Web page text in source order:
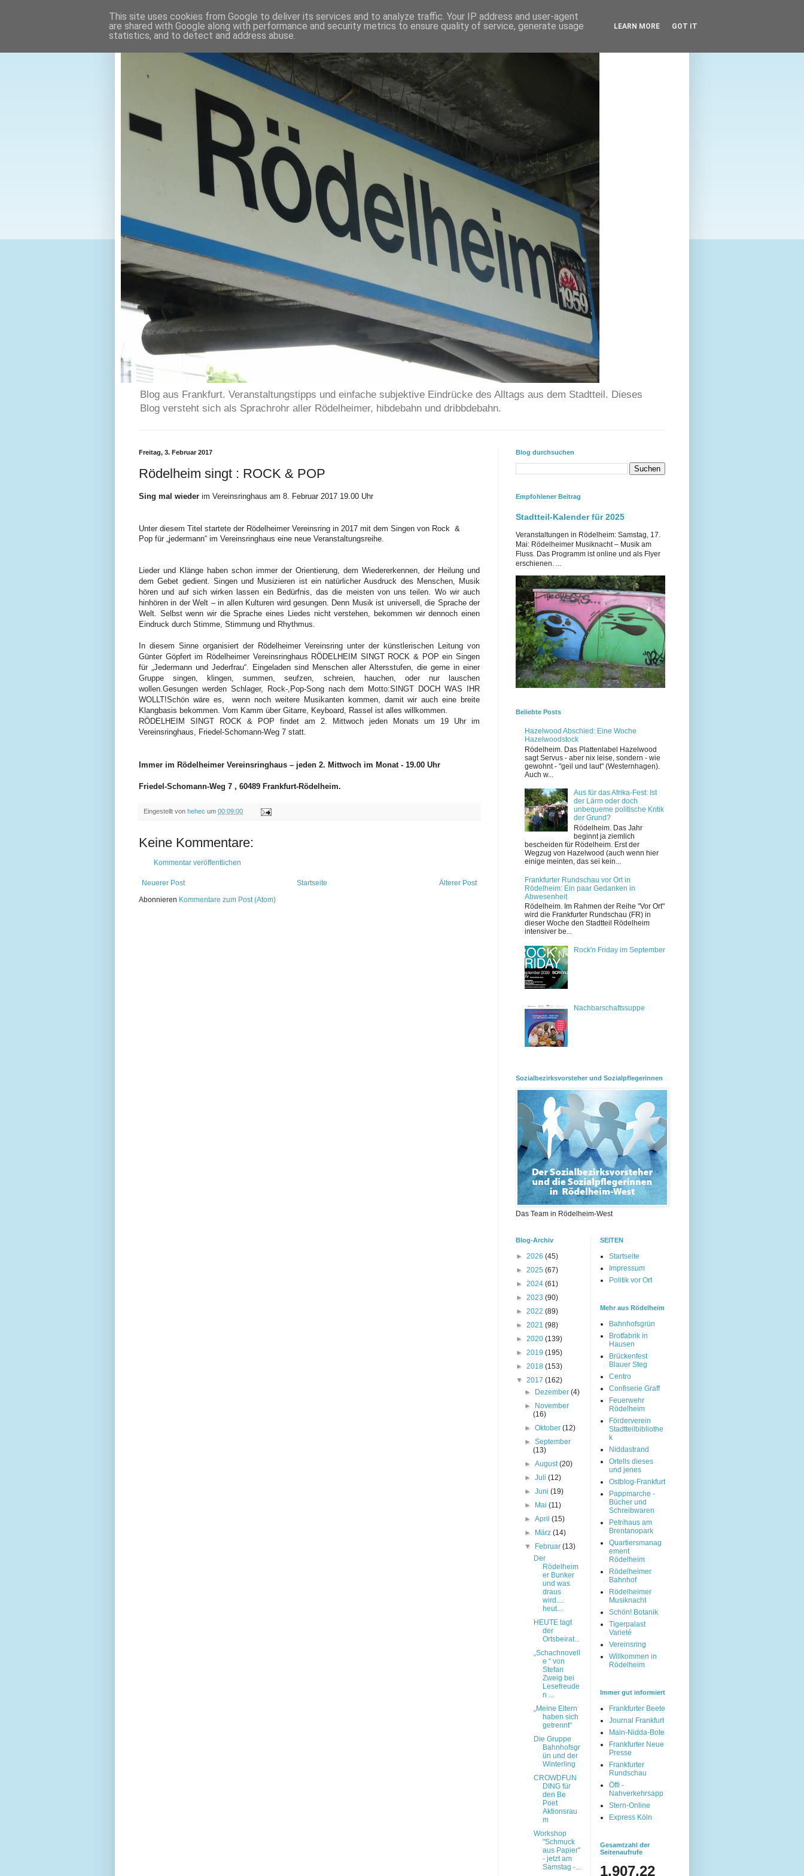
Blog aus Frankfurt. Veranstaltungstipps und einfache subjektive Eindrücke des Alltags aus dem Stadtteil. Dieses
Blog versteht sich als Sprachrohr aller Rödelheimer, hibdebahn und dribbdebahn.
Freitag, 3. Februar 2017
Rödelheim singt : ROCK & POP
Sing mal wieder im Vereinsringhaus am 8. Februar 2017 19.00 Uhr
Unter diesem Titel startete der Rödelheimer Vereinsring in 2017 mit dem Singen von Rock &
Pop für „jedermann“ im Vereinsringhaus eine neue Veranstaltungsreihe.
Lieder und Klänge haben schon immer der Orientierung, dem Wiedererkennen, der Heilung und
dem Gebet gedient. Singen und Musizieren ist ein natürlicher Ausdruck des Menschen, Musik
hören und auf sich wirken lassen ein Bedürfnis, das die meisten von uns teilen. Wo wir auch
hinhören in der Welt – in allen Kulturen wird gesungen. Denn Musik ist universell, die Sprache der
Welt. Selbst wenn wir die Sprache eines Liedes nicht verstehen, bekommen wir dennoch einen
Eindruck durch Stimme, Stimmung und Rhythmus.
In diesem Sinne organisiert der Rödelheimer Vereinsring unter der künstlerischen Leitung von
Günter Göpfert im Rödelheimer Vereinsringhaus RÖDELHEIM SINGT ROCK & POP ein Singen
für „Jedermann und Jederfrau“. Eingeladen sind Menschen aller Altersstufen, die gerne in einer
Gruppe singen, klingen, summen, seufzen, schreien, hauchen, oder nur lauschen
wollen.Gesungen werden Schlager, Rock-,Pop-Song nach dem Motto:SINGT DOCH WAS IHR
WOLLT!Schön wäre es, wenn noch weitere Musikanten kommen, damit wir auch eine breite
Klangbasis bekommen. Vom Kamm über Gitarre, Keyboard, Rassel ist alles willkommen.
RÖDELHEIM SINGT ROCK & POP findet am 2. Mittwoch jeden Monats um 19 Uhr im
Vereinsringhaus, Friedel-Schomann-Weg 7 statt.
Immer im Rödelheimer Vereinsringhaus – jeden 2. Mittwoch im Monat - 19.00 Uhr
Friedel-Schomann-Weg 7 , 60489 Frankfurt-Rödelheim.
Eingestellt von hehec um 00:09:00
Keine Kommentare:
Kommentar veröffentlichen
Neuerer Post Älterer Post
Startseite
Abonnieren Kommentare zum Post (Atom)
Blog durchsuchen
Empfohlener Beitrag
Stadtteil-Kalender für 2025
Veranstaltungen in Rödelheim: Samstag, 17.
Mai: Rödelheimer Musiknacht – Musik am
Fluss. Das Programm ist online und als Flyer
erschienen. ...
Beliebte Posts
Hazelwood Abschied: Eine Woche
Hazelwoodstock
Rödelheim. Das Plattenlabel Hazelwood
sagt Servus - aber nix leise, sondern - wie
gewohnt - "geil und laut" (Westernhagen).
Auch w...
Aus für das Afrika-Fest: Ist
der Lärm oder doch
unbequeme politische Kritik
der Grund?
Rödelheim. Das Jahr
beginnt ja ziemlich
bescheiden für Rödelheim. Erst der
Wegzug von Hazelwood (auch wenn hier
einige meinten, das sei kein...
Frankfurter Rundschau vor Ort in
Rödelheim: Ein paar Gedanken in
Abwesenheit
Rödelheim. Im Rahmen der Reihe "Vor Ort"
wird die Frankfurter Rundschau (FR) in
dieser Woche den Stadtteil Rödelheim
intensiver be...
Rock'n Friday im September
Nachbarschaftssuppe
Sozialbezirksvorsteher und Sozialpflegerinnen
Das Team in Rödelheim-West
Blog-Archiv
► 2026 (45)
► 2025 (67)
► 2024 (61)
► 2023 (90)
► 2022 (89)
► 2021 (98)
► 2020 (139)
► 2019 (195)
► 2018 (153)
▼ 2017 (162)
►
Dezember(4)
►
November
(16)
►Oktober(12)
►September
(13)
►August(20)
►Juli(12)
►Juni(19)
►
Mai(11)
►April(15)
►
März(14)
▼
Februar(13)
Der
Rödelheim
er Bunker
und was
draus
wird....
heut...
HEUTE tagt
der
Ortsbeirat...
„Schachnovell
e “ von
Stefan
Zweig bei
Lesefreude
n ...
„Meine Eltern
haben sich
getrennt“
Die Gruppe
Bahnhofsgr
ün und der
Winterling
CROWDFUN
DING für
den Be
Poet
Aktionsrau
m
Workshop
"Schmuck
aus Papier"
- jetzt am
Samstag -...
SEITEN
Startseite
Impressum
Politik vor Ort
Mehr aus Rödelheim
Bahnhofsgrün
Brotfabrik in
Hausen
Brückenfest
Blauer Steg
Centro
Confiserie Graff
Feuerwehr
Rödelheim
Förderverein
Stadtteilbibliothe
k
Niddastrand
Ortells dieses
und jenes
Ostblog-Frankfurt
Pappmarche -
Bücher und
Schreibwaren
Petrihaus am
Brentanopark
Quartiersmanag
ement
Rödelheim
Rödelheimer
Bahnhof
Rödelheimer
Musiknacht
Schön! Botanik
Tigerpalast
Varieté
Vereinsring
Willkommen in
Rödelheim
Immer gut informiert
Frankfurter Beete
Journal Frankfurt
Main-Nidda-Bote
Frankfurter Neue
Presse
Frankfurter
Rundschau
Öffi -
Nahverkehrsapp
Stern-Online
Express Köln
Gesamtzahl der
Seitenaufrufe
1,907,22
This site uses cookies from Google to deliver its services and to analyze traffic. Your IP address and user-agent
are shared with Google along with performance and security metrics to ensure quality of service, generate usage
statistics, and to detect and address abuse.
LEARN MORE GOT IT